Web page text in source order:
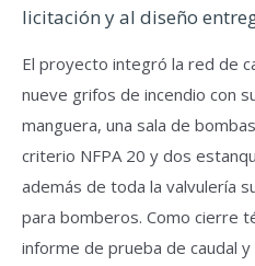
licitación y al diseño
El proyecto integró la red de
nueve grifos de incendio con
manguera, una sala de
criterio NFPA 20 y dos
además de toda la valvulería
para bomberos. Como cierre
informe de prueba de caudal